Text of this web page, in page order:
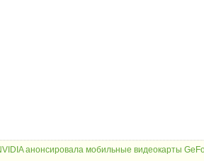
анонсировала мобильные видеокарты